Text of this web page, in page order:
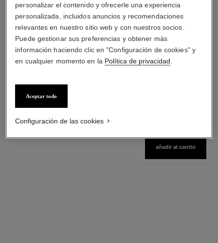
paris - paris
Les Eaux de Chanel – Leche
para el Cuerpo
sublimage la crème texture
Crema de Excepción:
añadir al carrito
personalizar el contenido y ofrecerle una experiencia
personalizada, incluidos anuncios y recomendaciones
relevantes en nuestro sitio web y con nuestros socios.
Puede gestionar sus preferencias y obtener más
información haciendo clic en "Configuración de cookies" y
en cualquier momento en la Política de privacidad
Aceptar todo
Configuración de las cookies